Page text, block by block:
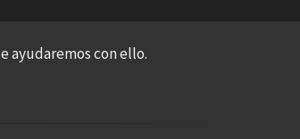
ayudaremos con ello.